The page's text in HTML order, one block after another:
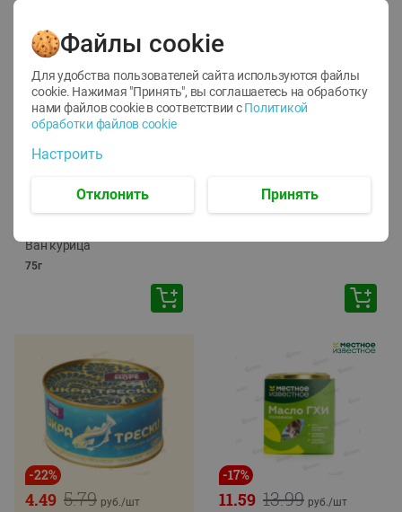
12
1.05 руб./
руб./шт
Корм влаж. для кош. с
Ван курица
75г
ТОФУ Vegetus ТВЕРДЫЙ
-22%
5.79
4.49 руб./шт
-17%
13.99
11.59 руб./шт
Файлы cookie
Для удобства пользователей сайта используются файлы
cookie. Нажимая "Принять", вы соглашаетесь на обработку
нами файлов cookie в соответствии с Политикой
обработки файлов cookie
Настроить
Отклонить Принять